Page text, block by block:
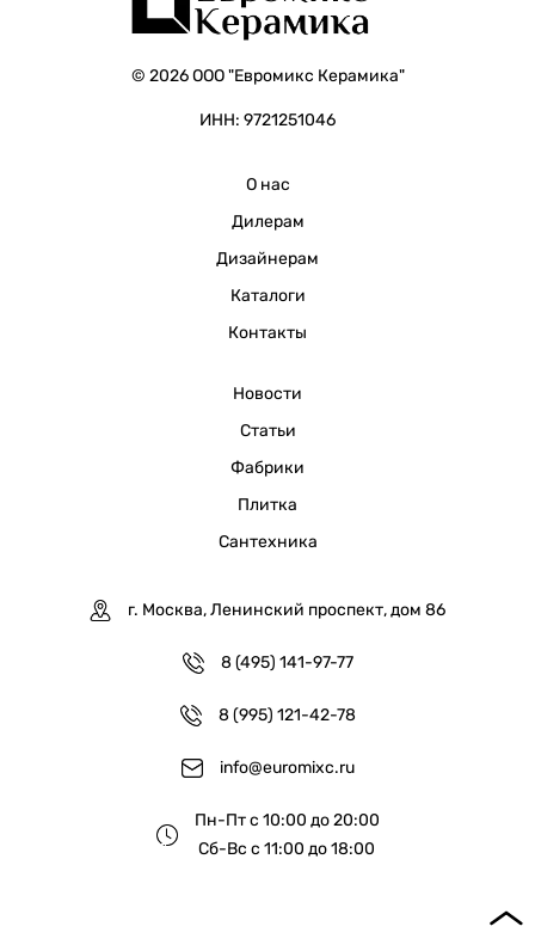
© 2026 ООО "Евромикс Керамика"
ИНН: 9721251046
О нас
Дилерам
Дизайнерам
Каталоги
Контакты
Новости
Статьи
Фабрики
Плитка
Сантехника
г. Москва, Ленинский проспект, дом 86
8 (495) 141-97-77
8 (995) 121-42-78
info@euromixc.ru
Пн-Пт с 10:00 до 20:00
Сб-Вс с 11:00 до 18:00